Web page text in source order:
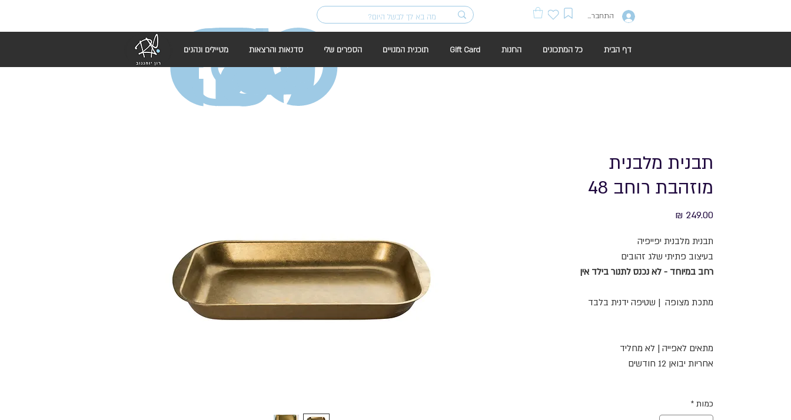
התחברות
דף הבית כל המתכונים החנות Gift Card תוכנית המנויים הספרים שלי סדנאות והרצאות מטיילים ונהנים
תבנית מלבנית
מוזהבת רוחב 48
תבנית מלבנית יפייפיה
בעיצוב פתיתי שלג זהובים
רחב במיוחד - לא נכנס לתנור בילד אין
מתכת מצופה | שטיפה ידנית בלבד
מתאים לאפייה | לא מחליד
אחריות יבואן 12 חודשים
כמות *